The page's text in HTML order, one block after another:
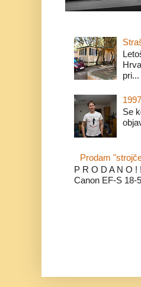
pri...
Se
Prodam
P R O D A N O !
Canon EF-S 18-